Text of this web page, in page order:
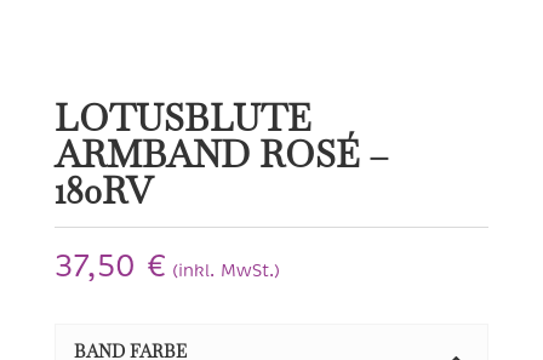
LOTUSBLÜTE
ARMBAND ROSÉ –
180RV
37,50 € (inkl. MwSt.)
BAND FARBE